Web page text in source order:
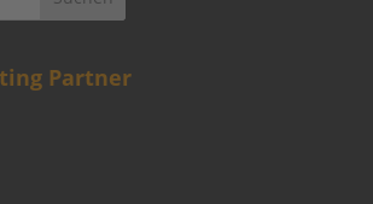
Partner